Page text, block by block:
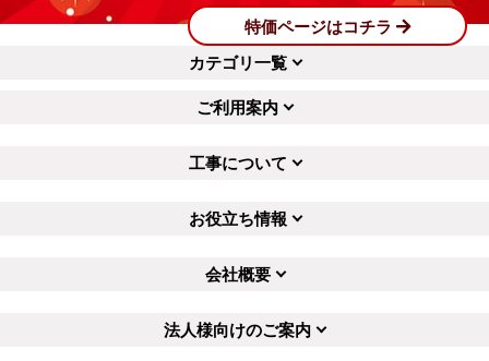
特価ページはコチラ
カテゴリ一覧
ご利用案内
工事について
お役立ち情報
会社概要
法人様向けのご案内